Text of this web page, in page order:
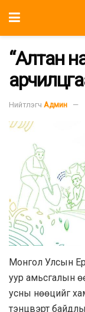
“Алтан
Нийтлэгч Админ
Монгол Улсын
уур амьсгалын
усны нөөцийг
тэнцвэрт